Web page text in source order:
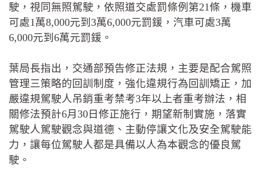
駛，視同無照駕駛，依照道交處罰條例第21條，機車
可處1萬8,000元到3萬6,000元罰鍰，汽車可處3萬
6,000元到6萬元罰鍰。
葉局長指出，交通部預告修正法規，主要是配合駕照
管理三策略的回訓制度，強化違規行為回訓矯正，加
嚴違規駕駛人吊銷重考禁考3年以上者重考辦法，相
關修法預計6月30日修正施行，期望新制實施，落實
駕駛人駕駛觀念與道德、主動停讓文化及安全駕駛能
力，讓每位駕駛人都是具備以人為本觀念的優良駕
駛。